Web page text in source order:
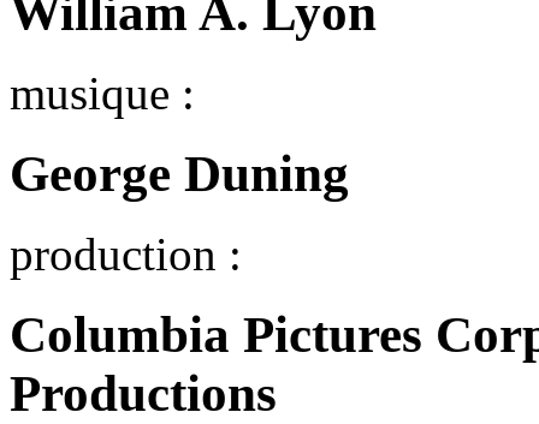
William A. Lyon
musique :
George Duning
production :
Columbia Pictures
Productions